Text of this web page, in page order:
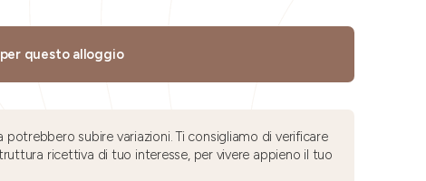
questo alloggio
potrebbero subire variazioni. Ti consigliamo di verificare
ricettiva di tuo interesse, per vivere appieno il tuo